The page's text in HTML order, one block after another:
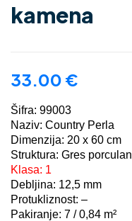
kamena
33.00 €
Šifra: 99003
Naziv: Country Perla
Dimenzija: 20 x 60 cm
Struktura: Gres porculan
Klasa: 1
Debljina: 12,5 mm
Protukliznost: –
Pakiranje: 7 / 0,84 m²